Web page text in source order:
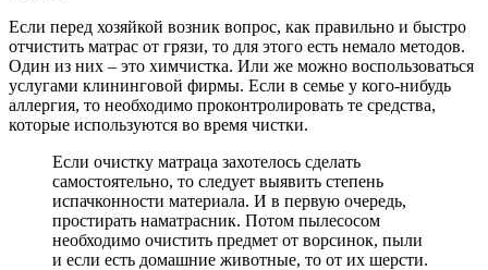
Если перед хозяйкой возник вопрос, как правильно и быстро
отчистить матрас от грязи, то для этого есть немало методов.
Один из них – это химчистка. Или же можно воспользоваться
услугами клининговой фирмы. Если в семье у кого-нибудь
аллергия, то необходимо проконтролировать те средства,
которые используются во время чистки.
Если очистку матраца захотелось сделать
самостоятельно, то следует выявить степень
испачконности материала. И в первую очередь,
простирать наматрасник. Потом пылесосом
необходимо очистить предмет от ворсинок, пыли
и если есть домашние животные, то от их шерсти.